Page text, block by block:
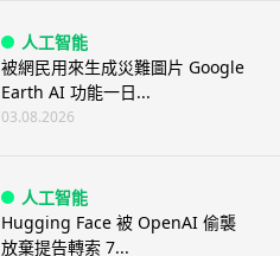
人工智能
被網民用來生成災難圖片 Google
Earth AI 功能一日...
03.08.2026
人工智能
Hugging Face 被 OpenAI 偷襲
放棄提告轉索 7...